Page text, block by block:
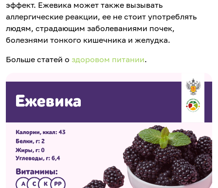
эффект. Ежевика может также вызывать
аллергические реакции, ее не стоит употреблять
людям, страдающим заболеваниями почек,
болезнями тонкого кишечника и желудка.
Больше статей о здоровом питании.